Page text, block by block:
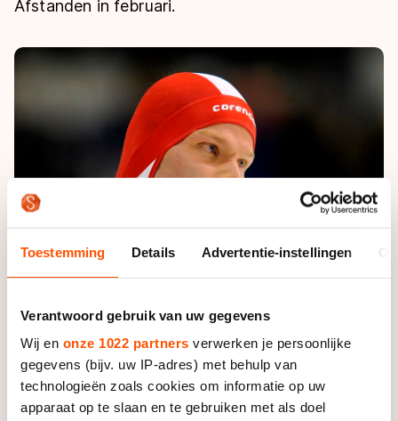
Toestemming Details Advertentie-instellingen
Verantwoord gebruik van uw gegevens
Wij en onze 1022 partners verwerken je persoonlijke
gegevens (bijv. uw IP-adres) met behulp van
technologieën zoals cookies om informatie op uw
apparaat op te slaan en te gebruiken met als doel
Schoonrijden
Marathon
Inlineskaten
Kunstschaatsen
Ranglijsten Langebaan
Historie & statistiek
Inschrijven wedstrijden
Algemene Nederlandse Schaatstijd
Deze zomer de weg op
Waar kan ik schaatsen en skaten?
Schaatsfans
Alles voor jou als schaatsfan
Tickets
Word schaatsfan!
Olympische Spelen
Olympische Spelen
Medaille overzicht
Medaillespiegel
Olympische uitslagen
Van Jong tot Goud verhalen
Afstanden in februari.